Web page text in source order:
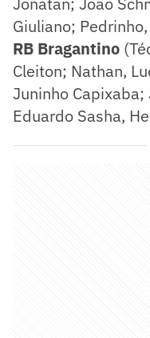
Giuliano;
RB Bragantino
Cleiton; Nathan,
Juninho Capixaba;
Eduardo Sasha,